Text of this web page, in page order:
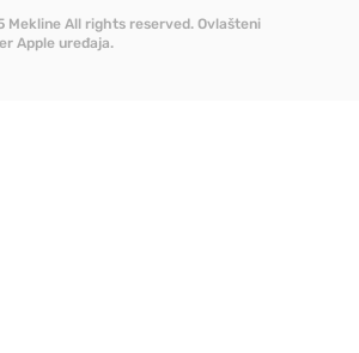
Mekline All rights reserved. Ovlašteni
Apple uređaja.